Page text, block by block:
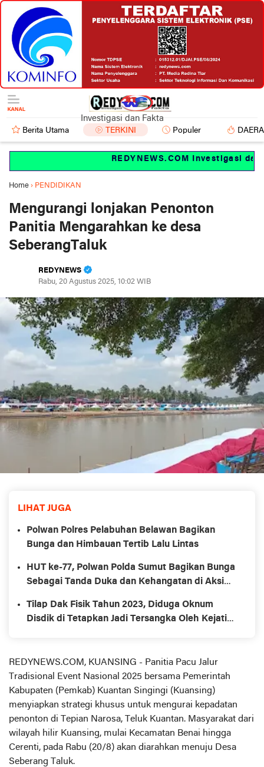
Investigasi dan Fakta
Berita Utama TERKINI Populer
REDYNEWS.COM Investigasi dan
Home › PENDIDIKAN
Mengurangi lonjakan Penonton
Panitia Mengarahkan ke desa
SeberangTaluk
REDYNEWS
Rabu, 20 Agustus 2025, 10:02 WIB
LIHAT JUGA
Polwan Polres Pelabuhan Belawan Bagikan
Bunga dan Himbauan Tertib Lalu Lintas
HUT ke-77, Polwan Polda Sumut Bagikan Bunga
Sebagai Tanda Duka dan Kehangatan di Aksi
Tilap Dak Fisik Tahun 2023, Diduga Oknum
Disdik di Tetapkan Jadi Tersangka Oleh Kejati
REDYNEWS.COM, KUANSING - Panitia Pacu Jalur
Tradisional Event Nasional 2025 bersama Pemerintah
Kabupaten (Pemkab) Kuantan Singingi (Kuansing)
menyiapkan strategi khusus untuk mengurai kepadatan
penonton di Tepian Narosa, Teluk Kuantan. Masyarakat dari
wilayah hilir Kuansing, mulai Kecamatan Benai hingga
Cerenti, pada Rabu (20/8) akan diarahkan menuju Desa
Seberang Taluk.